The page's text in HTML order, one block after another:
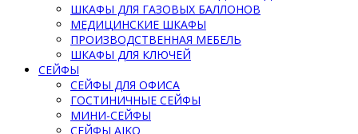
ШКАФЫ ДЛЯ ГАЗОВЫХ БАЛЛОНОВ
МЕДИЦИНСКИЕ ШКАФЫ
ПРОИЗВОДСТВЕННАЯ МЕБЕЛЬ
ШКАФЫ ДЛЯ КЛЮЧЕЙ
СЕЙФЫ
СЕЙФЫ ДЛЯ ОФИСА
ГОСТИНИЧНЫЕ СЕЙФЫ
МИНИ-СЕЙФЫ
СЕЙФЫ AIKO